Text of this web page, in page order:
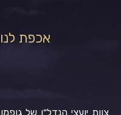
אכפת
צוות יועצי הנדל״ן של